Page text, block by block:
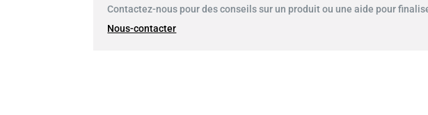
Contactez-nous pour des conseils sur un produit ou une aide pour
Nous-contacter